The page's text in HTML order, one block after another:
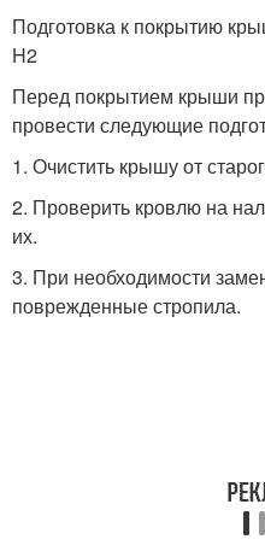
Подготовка к покрытию
H2
Перед покрытием крыши
провести следующие
1. Очистить крышу от
2. Проверить кровлю на
их.
3. При необходимости
поврежденные стропила.